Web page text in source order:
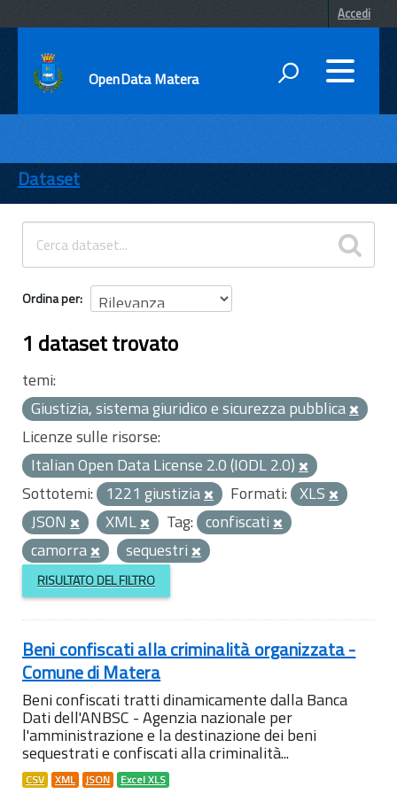
Accedi
OpenData Matera
ENTI
TEMI
INFORMAZIONI
Dataset
Ordina per
1 dataset trovato
temi:
Giustizia, sistema giuridico e sicurezza pubblica
Licenze sulle risorse:
Italian Open Data License 2.0 (IODL 2.0)
Sottotemi:
1221 giustizia Formati: XLS
JSON
XML Tag: confiscati
camorra
sequestri
RISULTATO DEL FILTRO
Beni confiscati alla criminalità organizzata -
Comune di Matera
Beni confiscati tratti dinamicamente dalla Banca
Dati dell'ANBSC - Agenzia nazionale per
l'amministrazione e la destinazione dei beni
sequestrati e confiscati alla criminalità...
CSV XML JSON Excel XLS